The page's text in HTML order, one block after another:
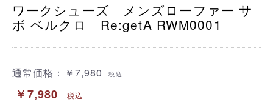
ワークシューズ メンズローファー サ
ボ ベルクロ Re:getA RWM0001
通常価格：￥7,980 税込
￥7,980 税込